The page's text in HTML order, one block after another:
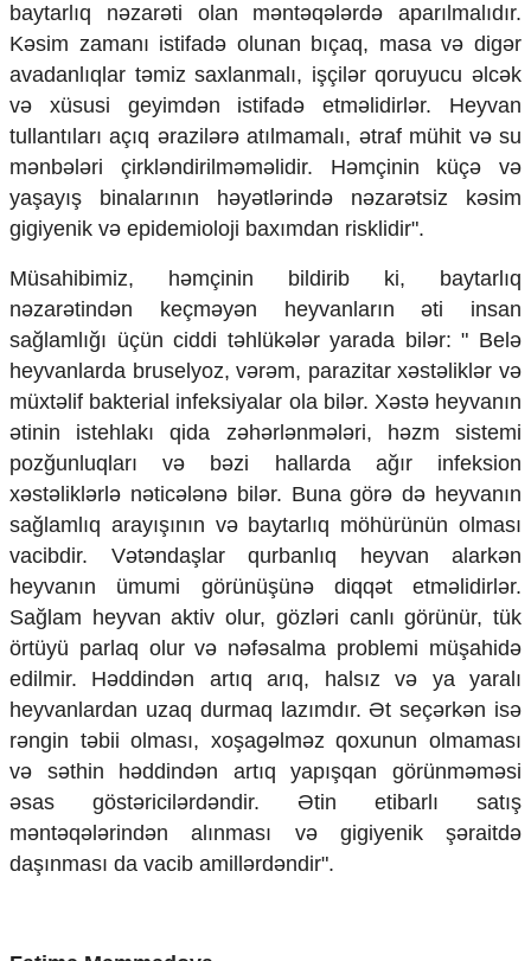
baytarlıq nəzarəti olan məntəqələrdə aparılmalıdır.
Kəsim zamanı istifadə olunan bıçaq, masa və digər
avadanlıqlar təmiz saxlanmalı, işçilər qoruyucu əlcək
və xüsusi geyimdən istifadə etməlidirlər. Heyvan
tullantıları açıq ərazilərə atılmamalı, ətraf mühit və su
mənbələri çirkləndirilməməlidir. Həmçinin küçə və
yaşayış binalarının həyətlərində nəzarətsiz kəsim
gigiyenik və epidemioloji baxımdan risklidir".
Müsahibimiz, həmçinin bildirib ki, baytarlıq
nəzarətindən keçməyən heyvanların əti insan
sağlamlığı üçün ciddi təhlükələr yarada bilər: " Belə
heyvanlarda bruselyoz, vərəm, parazitar xəstəliklər və
müxtəlif bakterial infeksiyalar ola bilər. Xəstə heyvanın
ətinin istehlakı qida zəhərlənmələri, həzm sistemi
pozğunluqları və bəzi hallarda ağır infeksion
xəstəliklərlə nəticələnə bilər. Buna görə də heyvanın
sağlamlıq arayışının və baytarlıq möhürünün olması
vacibdir. Vətəndaşlar qurbanlıq heyvan alarkən
heyvanın ümumi görünüşünə diqqət etməlidirlər.
Sağlam heyvan aktiv olur, gözləri canlı görünür, tük
örtüyü parlaq olur və nəfəsalma problemi müşahidə
edilmir. Həddindən artıq arıq, halsız və ya yaralı
heyvanlardan uzaq durmaq lazımdır. Ət seçərkən isə
rəngin təbii olması, xoşagəlməz qoxunun olmaması
və səthin həddindən artıq yapışqan görünməməsi
əsas göstəricilərdəndir. Ətin etibarlı satış
məntəqələrindən alınması və gigiyenik şəraitdə
daşınması da vacib amillərdəndir".